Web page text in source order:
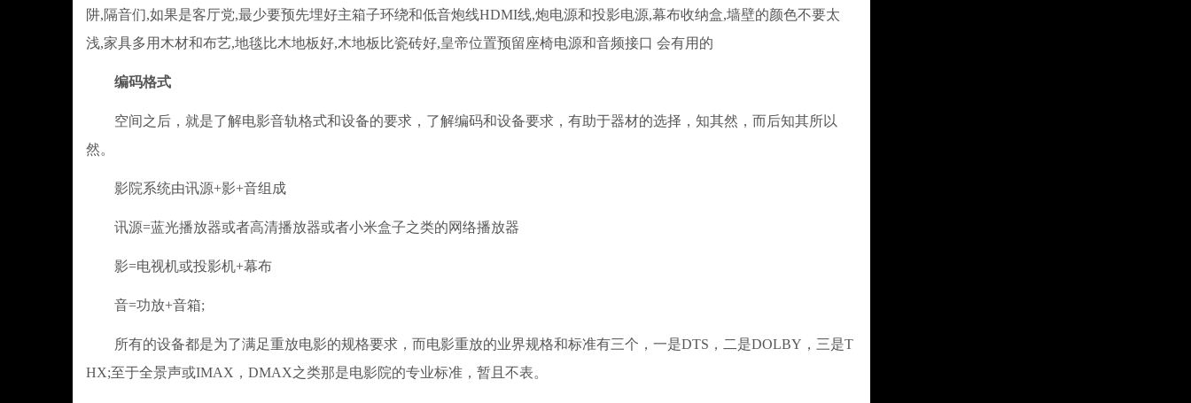
阱,隔音们,如果是客厅党,最少要预先埋好主箱子环绕和低音炮线HDMI线,炮电源和投影电源,幕布收纳盒,墙壁的颜色不要太
浅,家具多用木材和布艺,地毯比木地板好,木地板比瓷砖好,皇帝位置预留座椅电源和音频接口 会有用的
编码格式
空间之后，就是了解电影音轨格式和设备的要求，了解编码和设备要求，有助于器材的选择，知其然，而后知其所以
然。
影院系统由讯源+影+音组成
讯源=蓝光播放器或者高清播放器或者小米盒子之类的网络播放器
影=电视机或投影机+幕布
音=功放+音箱;
所有的设备都是为了满足重放电影的规格要求，而电影重放的业界规格和标准有三个，一是DTS，二是DOLBY，三是T
HX;至于全景声或IMAX，DMAX之类那是电影院的专业标准，暂且不表。